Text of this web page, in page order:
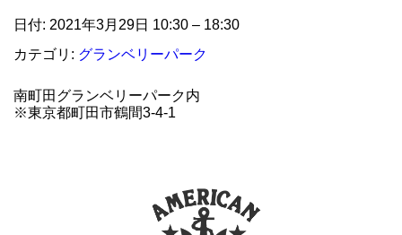
日付: 2021年3月29日 10:30 – 18:30
カテゴリ: グランベリーパーク
南町田グランベリーパーク内
※東京都町田市鶴間3-4-1